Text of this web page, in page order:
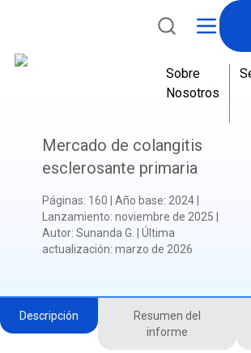
Sobre
Nosotros
Mercado de colangitis
esclerosante primaria
Páginas: 160 Año base: 2024
Lanzamiento: noviembre de 2025
Autor: Sunanda G.
Última
actualización: marzo de 2026
Descripción
Resumen del
informe